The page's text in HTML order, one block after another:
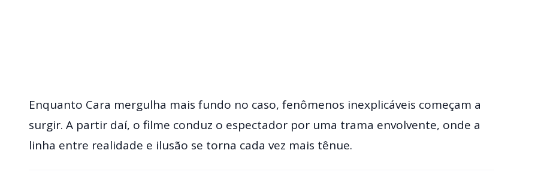
Enquanto Cara mergulha mais fundo no caso, fenômenos inexplicáveis começam a
surgir. A partir daí, o filme conduz o espectador por uma trama envolvente, onde a
linha entre realidade e ilusão se torna cada vez mais tênue.